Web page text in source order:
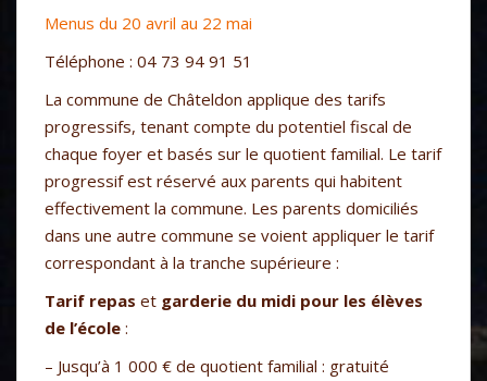
Menus du 20 avril au 22 mai
Téléphone : 04 73 94 91 51
La commune de Châteldon applique des tarifs
progressifs, tenant compte du potentiel fiscal de
chaque foyer et basés sur le quotient familial. Le tarif
progressif est réservé aux parents qui habitent
effectivement la commune. Les parents domiciliés
dans une autre commune se voient appliquer le tarif
correspondant à la tranche supérieure :
Tarif repas et garderie du midi pour les élèves
de l’école :
– Jusqu’à 1 000 € de quotient familial : gratuité